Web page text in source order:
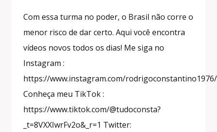
Com essa turma no poder, o Brasil não corre o
menor risco de dar certo. Aqui você encontra
vídeos novos todos os dias! Me siga no
Instagram :
https://www.instagram.com/rodrigoconstantino1976/
Conheça meu TikTok :
https://www.tiktok.com/@tudoconsta?
_t=8VXXIwrFv2o&_r=1 Twitter: